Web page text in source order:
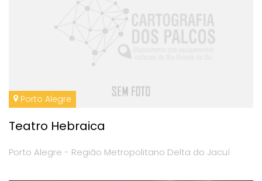
Porto Alegre
Teatro Hebraica
Porto Alegre - Região Metropolitano Delta do Jacuí